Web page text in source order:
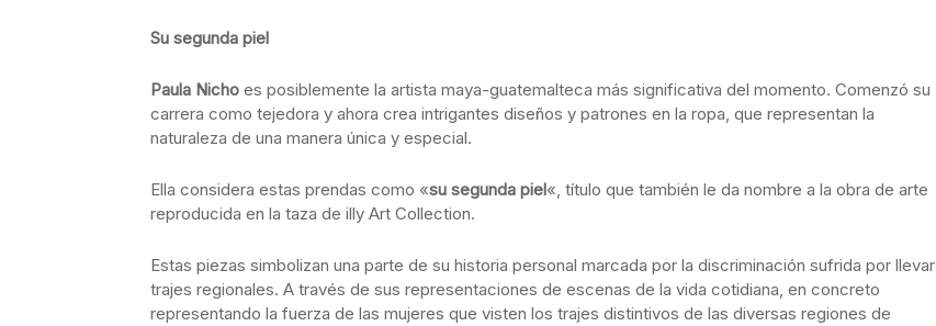
Su segunda piel
Paula Nicho es posiblemente la artista maya-guatemalteca más significativa del momento. Comenzó su
carrera como tejedora y ahora crea intrigantes diseños y patrones en la ropa, que representan la
naturaleza de una manera única y especial.
Ella considera estas prendas como «su segunda piel«, título que también le da nombre a la obra de arte
reproducida en la taza de illy Art Collection.
Estas piezas simbolizan una parte de su historia personal marcada por la discriminación sufrida por llevar
trajes regionales. A través de sus representaciones de escenas de la vida cotidiana, en concreto
representando la fuerza de las mujeres que visten los trajes distintivos de las diversas regiones de